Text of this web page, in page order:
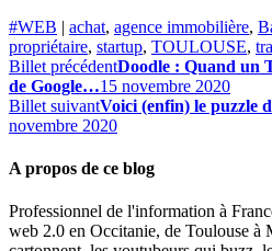
#WEB | achat, agence immobilière,
propriétaire, startup, TOULOUSE,
Billet précédentDoodle : Quand un
de Google…15 novembre 2020
Billet suivantVoici (enfin) le puzzle
novembre 2020
A propos de ce blog
Professionnel de l'information à
web 2.0 en Occitanie, de Toulouse à